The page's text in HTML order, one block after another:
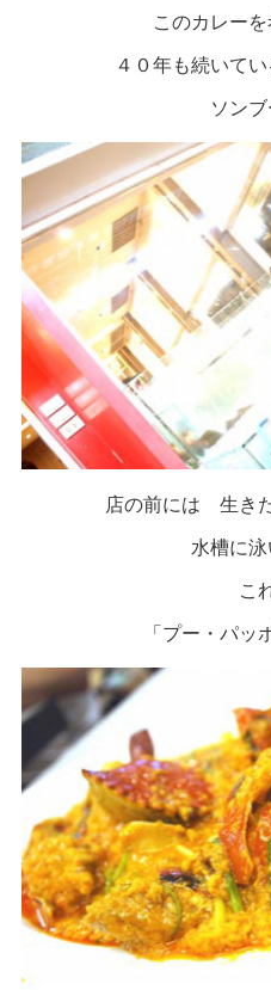
このカレー
４０年も続いて
ソン
店の前には 生き
水槽に
こ
「プー・パッ